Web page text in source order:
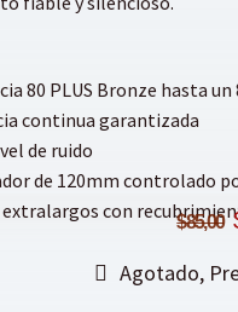
80 PLUS Bronze hasta un
continua garantizada
de ruido
de 120mm controlado
extralargos con
$85,00
Agotado